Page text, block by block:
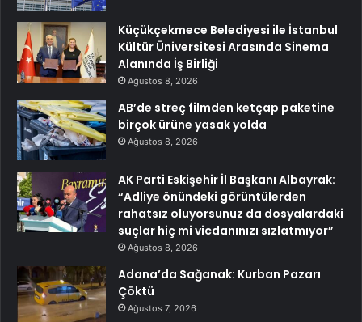
Küçükçekmece Belediyesi ile İstanbul
Kültür Üniversitesi Arasında Sinema
Alanında İş Birliği
Ağustos 8, 2026
AB’de streç filmden ketçap paketine
birçok ürüne yasak yolda
Ağustos 8, 2026
AK Parti Eskişehir İl Başkanı Albayrak:
“Adliye önündeki görüntülerden
rahatsız oluyorsunuz da dosyalardaki
suçlar hiç mi vicdanınızı sızlatmıyor”
Ağustos 8, 2026
Adana’da Sağanak: Kurban Pazarı
Çöktü
Ağustos 7, 2026